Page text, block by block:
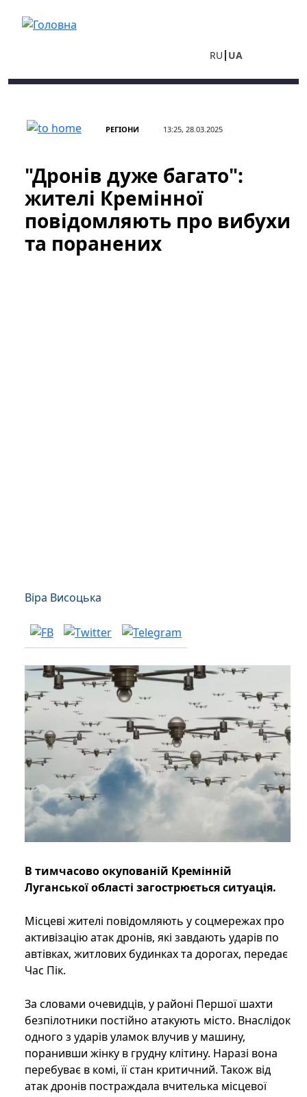
RU UA
РЕГІОНИ 13:25, 28.03.2025
"Дронів дуже багато":
жителі Кремінної
повідомляють про вибухи
та поранених
Віра Висоцька
В тимчасово окупованій Кремінній
Луганської області загострюється ситуація.
Місцеві жителі повідомляють у соцмережах про
активізацію атак дронів, які завдають ударів по
автівках, житлових будинках та дорогах, передає
Час Пік.
За словами очевидців, у районі Першої шахти
безпілотники постійно атакують місто. Внаслідок
одного з ударів уламок влучив у машину,
поранивши жінку в грудну клітину. Наразі вона
перебуває в комі, її стан критичний. Також від
атак дронів постраждала вчителька місцевої